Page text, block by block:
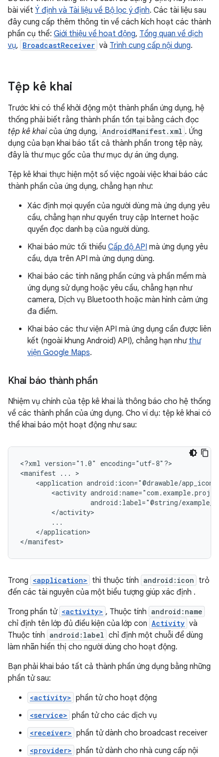
bài viết Ý định và Tài liệu về Bộ lọc ý định. Các tài liệu sau
đây cung cấp thêm thông tin về cách kích hoạt các thành
phần cụ thể: Giới thiệu về hoạt động, Tổng quan về dịch
vụ, BroadcastReceiver và Trình cung cấp nội dung.
Tệp kê khai
Trước khi có thể khởi động một thành phần ứng dụng, hệ
thống phải biết rằng thành phần tồn tại bằng cách đọc
tệp kê khai của ứng dụng, AndroidManifest.xml . Ứng
dụng của bạn khai báo tất cả thành phần trong tệp này,
đây là thư mục gốc của thư mục dự án ứng dụng.
Tệp kê khai thực hiện một số việc ngoài việc khai báo các
thành phần của ứng dụng, chẳng hạn như:
Xác định mọi quyền của người dùng mà ứng dụng yêu
cầu, chẳng hạn như quyền truy cập Internet hoặc
quyền đọc danh bạ của người dùng.
Khai báo mức tối thiểu Cấp độ API mà ứng dụng yêu
cầu, dựa trên API mà ứng dụng dùng.
Khai báo các tính năng phần cứng và phần mềm mà
ứng dụng sử dụng hoặc yêu cầu, chẳng hạn như
camera, Dịch vụ Bluetooth hoặc màn hình cảm ứng
đa điểm.
Khai báo các thư viện API mà ứng dụng cần được liên
kết (ngoài khung Android) API), chẳng hạn như thư
viện Google Maps.
Khai báo thành phần
Nhiệm vụ chính của tệp kê khai là thông báo cho hệ thống
về các thành phần của ứng dụng. Cho ví dụ: tệp kê khai có
thể khai báo một hoạt động như sau:
<?xml version="1.0"
encoding="utf-8"?>
<manifest ...
<application android:icon="@drawable/
<activity
android:label="@string/
</application>
</manifest>
Trong <application> thì thuộc tính android:icon trỏ
đến các tài nguyên của một biểu tượng giúp xác định .
Trong phần tử <activity> , Thuộc tính android:name
chỉ định tên lớp đủ điều kiện của lớp con Activity và
Thuộc tính android:label chỉ định một chuỗi để dùng
làm nhãn hiển thị cho người dùng cho hoạt động.
Bạn phải khai báo tất cả thành phần ứng dụng bằng những
phần tử sau:
<activity> phần tử cho hoạt động
<service> phần tử cho các dịch vụ
<receiver> phần tử dành cho broadcast receiver
<provider> phần tử dành cho nhà cung cấp nội